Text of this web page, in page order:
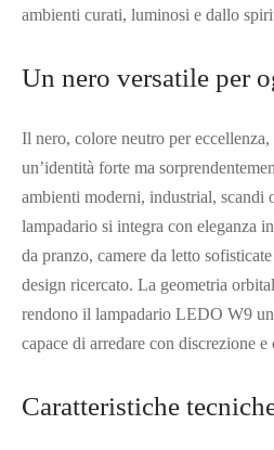
ambienti curati, luminosi e dallo
Un nero versatile per
Il nero, colore neutro per
un’identità forte ma
ambienti moderni, industrial, scandi
lampadario si integra con eleganza
da pranzo, camere da letto
design ricercato. La geometria
rendono il lampadario LEDO W9
capace di arredare con discrezione e
Caratteristiche